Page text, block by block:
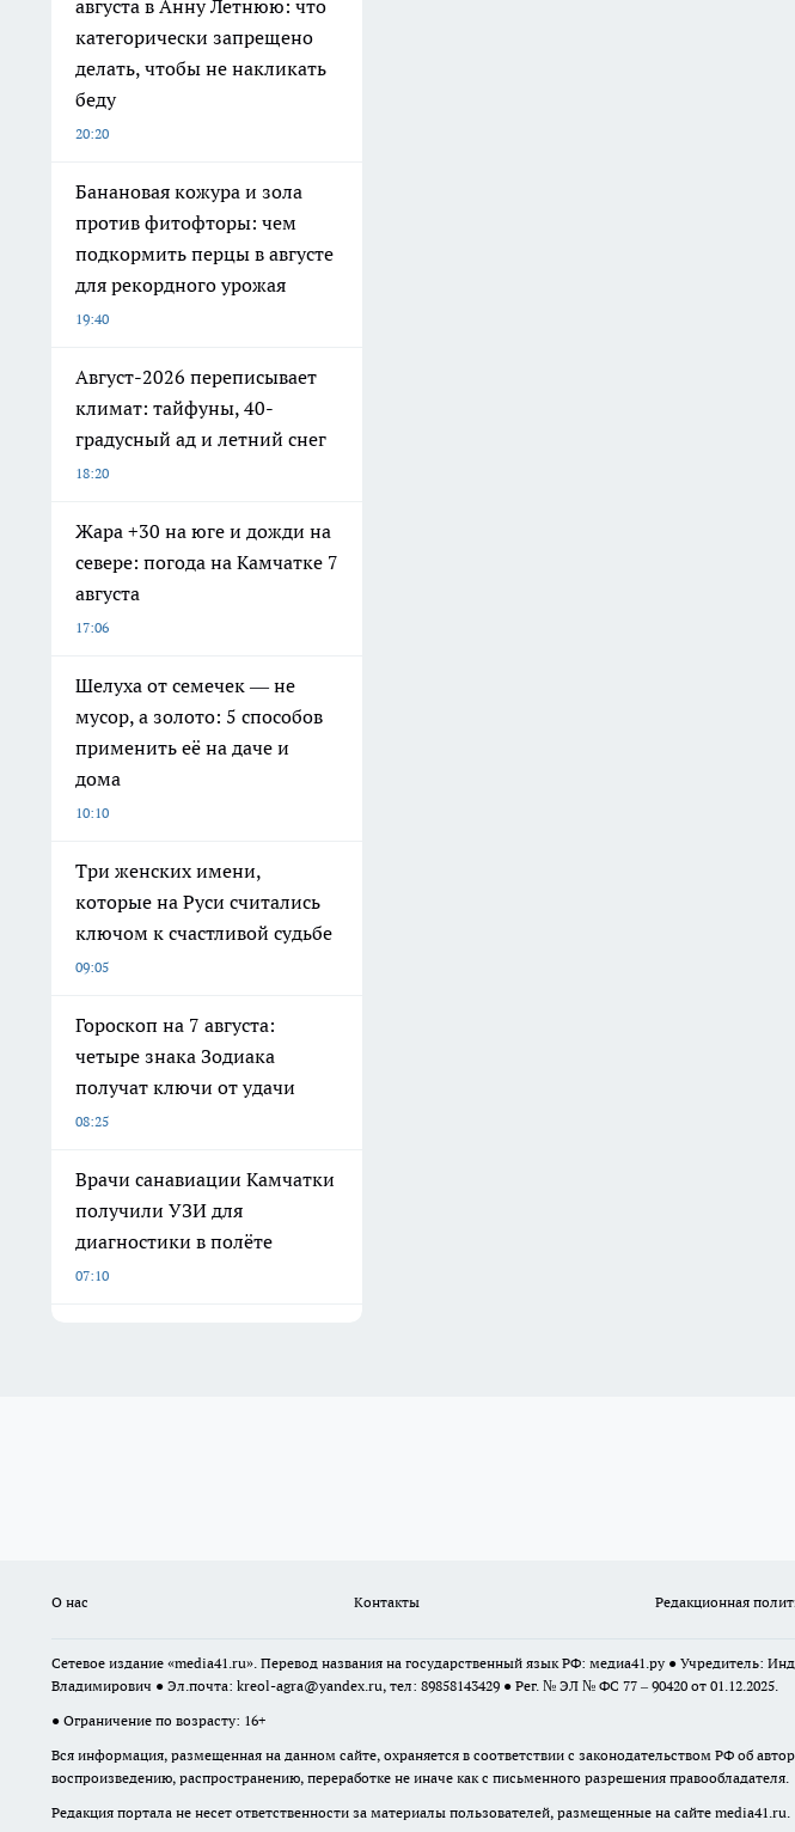
августа в Анну Летнюю: что
категорически запрещено
делать, чтобы не накликать
беду
20:20
Банановая кожура и зола
против фитофторы: чем
подкормить перцы в августе
для рекордного урожая
19:40
Август-2026 переписывает
климат: тайфуны, 40-
градусный ад и летний снег
18:20
Жара +30 на юге и дожди на
севере: погода на Камчатке 7
августа
17:06
Шелуха от семечек — не
мусор, а золото: 5 способов
применить её на даче и
дома
10:10
Три женских имени,
которые на Руси считались
ключом к счастливой судьбе
09:05
Гороскоп на 7 августа:
четыре знака Зодиака
получат ключи от удачи
08:25
Врачи санавиации Камчатки
получили УЗИ для
диагностики в полёте
07:10
О нас Контакты Редакционная
Сетевое издание «media41.ru». Перевод названия на государственный язык РФ: медиа41.ру ● Учредитель:
Владимирович ● Эл.почта: kreol-agra@yandex.ru, тел: 89858143429 ● Рег. № ЭЛ № ФС 77 – 90420 от 01.12.2025.
● Ограничение по возрасту: 16+
Вся информация, размещенная на данном сайте, охраняется в соответствии с законодательством РФ об
воспроизведению, распространению, переработке не иначе как с письменного разрешения правообладателя.
Редакция портала не несет ответственности за материалы пользователей, размещенные на сайте media41.ru.